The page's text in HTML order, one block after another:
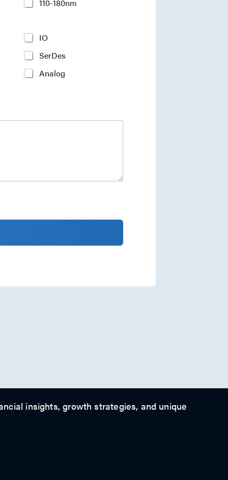
insights, growth strategies, and unique
110-180nm
IO
SerDes
Analog